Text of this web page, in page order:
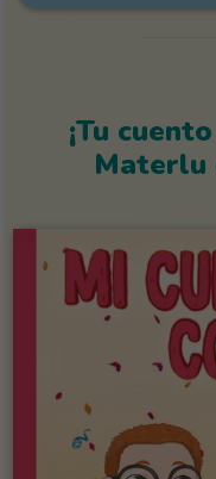
¡Tu
Materlu